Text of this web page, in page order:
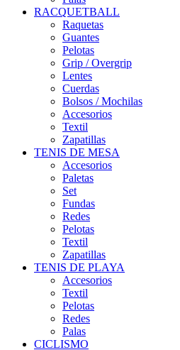
RACQUETBALL
Raquetas
Guantes
Pelotas
Grip / Overgrip
Lentes
Cuerdas
Bolsos / Mochilas
Accesorios
Textil
Zapatillas
TENIS DE MESA
Accesorios
Paletas
Set
Fundas
Redes
Pelotas
Textil
Zapatillas
TENIS DE PLAYA
Accesorios
Textil
Pelotas
Redes
Palas
CICLISMO